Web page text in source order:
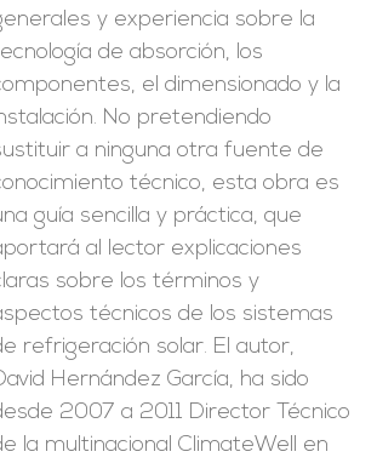
y experiencia sobre la
de absorción, los
el dimensionado y la
No pretendiendo
a ninguna otra fuente de
técnico, esta obra es
guía sencilla y práctica, que
al lector explicaciones
sobre los términos y
técnicos de los sistemas
refrigeración solar. El autor,
Hernández García, ha sido
2007 a 2011 Director Técnico
la multinacional ClimateWell en